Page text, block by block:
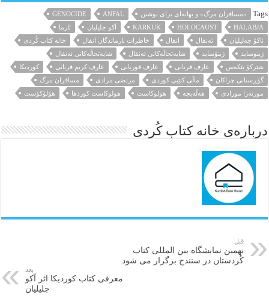
Tags «مسافران مرگ» و بهانەای برای نوشتن ANFAL
GENOCIDE
HALABJA
HOLOCAUST
KARKUK آکو جلیلیان
ئارما
ئاکۆ جەلیلیان
ئه‌نفال انفال خاطرات بازماندگان انفال
خانه کتاب كُردی
ژینوساید
ژینۆساید شایه‌تحاڵه‌کانی ئه‌نفال
شایەتحاڵەکانی ئەنفال
شێرکۆ بێکەس
عارف قربانی عارف قوربانی عارف کریم قربانی
کوردیکا
گۆڕستانی چراکان
ماڵی کتێبی کوردی مرتضی مرادی
مسافران مرگ
مورته‌زا مورادی
هه‌ڵه‌بجه هولوکاست هولوکاست کوردها هۆلۆکۆست
درباره‌ی خانه کتاب کُردی
قبل
نهمین نمایشگاه بین المللی کتاب
کُردستان در سنندج برگزار می شود
بعد
معرفی کتاب کوردیکا اثر آکو
جلیلیان